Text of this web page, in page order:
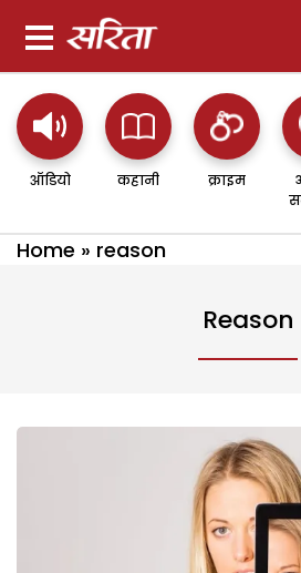
ऑडियो कहानी क्राइम
Home » reason
Reason